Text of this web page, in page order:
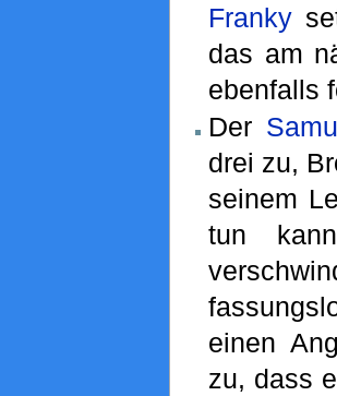
Franky
das am
ebenfalls
Der
drei zu,
seinem
tun
einen
zu, dass